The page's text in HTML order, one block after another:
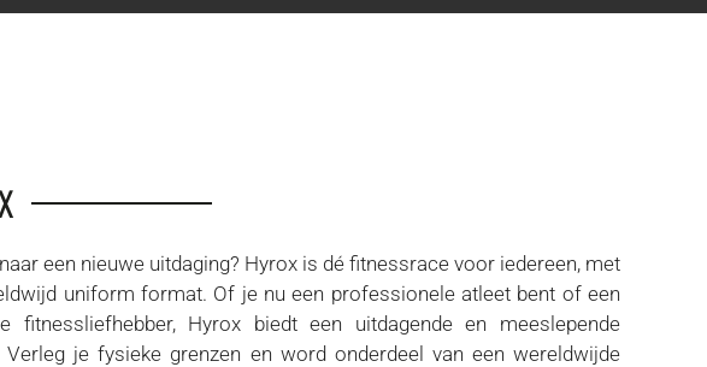
een nieuwe uitdaging? Hyrox is dé fitnessrace voor iedereen, met
uniform format. Of je nu een professionele atleet bent of een
fitnessliefhebber, Hyrox biedt een uitdagende en meeslepende
Verleg je fysieke grenzen en word onderdeel van een wereldwijde